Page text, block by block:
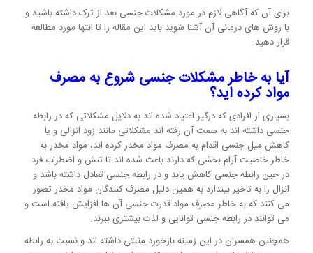
برای آن که آگاهی لازم در مورد مشکلات جنسی بعد از ترک داشته باشید و
با روش های درمانی آن آشنا شوید باید این مقاله را تا انتها مورد مطالعه
قرار دهید.
آیا به خاطر مشکلات جنسی شروع به مصرف
مواد کرده اید؟
بسیاری از افرادی که درگیر اعتیاد شده اند به دلایل مشکلاتی که در رابطه
جنسی داشته اند به سمت آن رفته اند مشکلاتی مانند زود انزالی و یا
کاهش میل جنسی اقدام به مصرف مواد مخدر کرده اند، مواد مخدر به
خاطر خاصیت آرام بخشی که دارند باعث شده اند تا تنش و اضطراب فرد
در حین رابطه جنسی کاهش یابد و در رابطه جنسی تعادل داشته باشد و
انزال را به تاخیر بیندازد به همین دلیل مصرف کنندگان مواد مخدر تصور
می کنند که به خاطر مصرف مواد قدرت جنسی آن ها افزایش یافته است و
می توانند در رابطه جنسی توانایی و لذت بیشتری ببرند.
همچنین همسران در این زمینه بازخورد مثبتی داشته اند و نسبت به رابطه